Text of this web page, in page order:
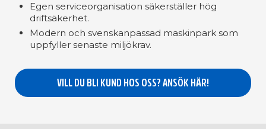
Egen serviceorganisation säkerställer hög
driftsäkerhet.
Modern och svenskanpassad maskinpark som
uppfyller senaste miljökrav.
VILL DU BLI KUND HOS OSS? ANSÖK HÄR!